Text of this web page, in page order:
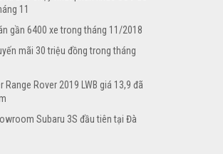
11
gần 6400 xe trong tháng 11/2018
mãi 30 triệu đồng trong tháng
Range Rover 2019 LWB giá 13,9 đã
Subaru 3S đầu tiên tại Đà